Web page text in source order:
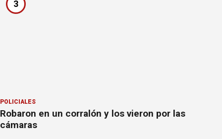
3
POLICIALES
Robaron en un corralón y los vieron por las
cámaras